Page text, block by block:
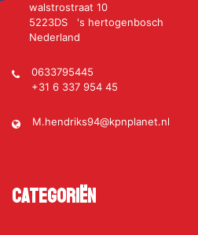
walstrostraat 10
5223DS 's hertogenbosch
Nederland
0633795445
+31 6 337 954 45
M.hendriks94@kpnplanet.nl
Categoriën